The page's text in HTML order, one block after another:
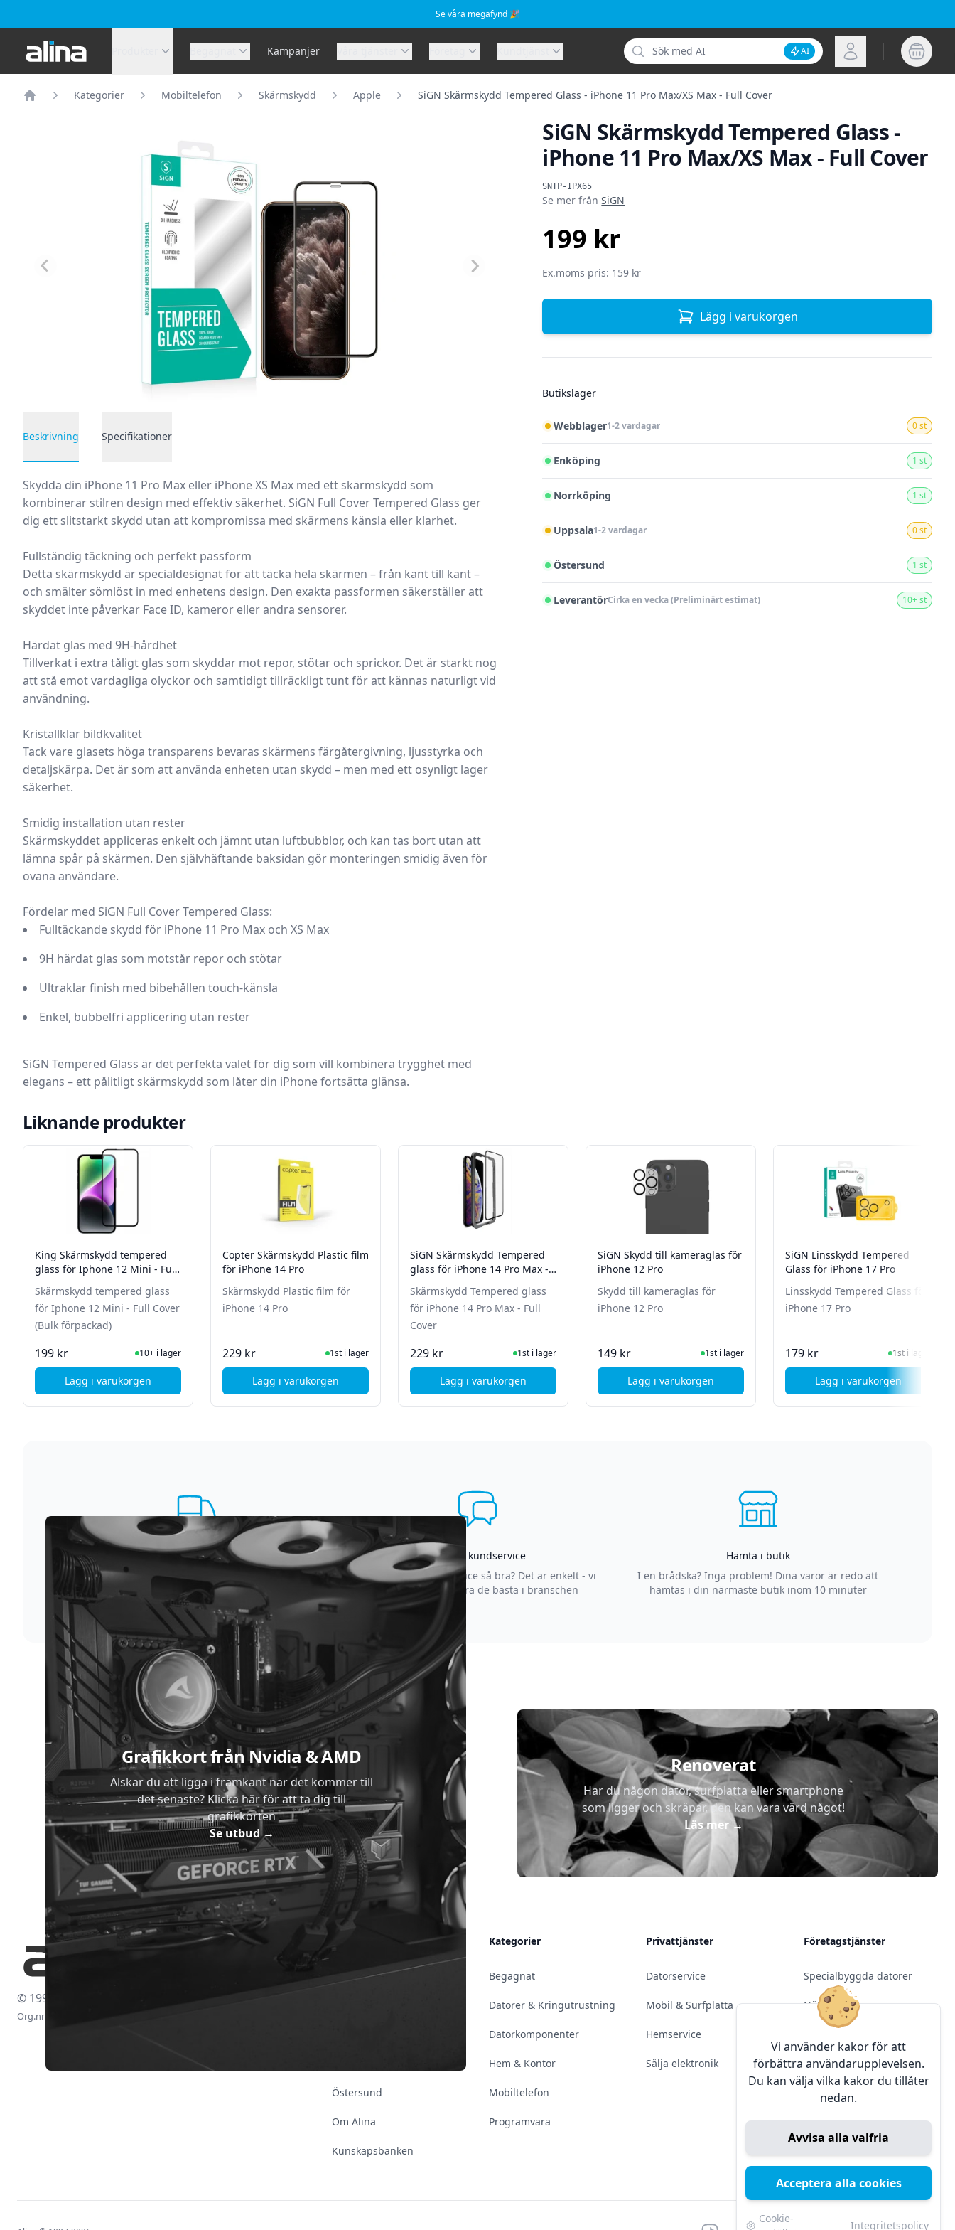
Se våra megafynd 🎉
Alina.se Kampanjer
Sök
Inaktivera AI-sökning
AI Logga in
Kategorier Mobiltelefon Skärmskydd Apple SiGN Skärmskydd Tempered Glass - iPhone 11 Pro Max/XS Max - Full Cover
SiGN Skärmskydd Tempered Glass -
iPhone 11 Pro Max/XS Max - Full Cover
SNTP-IPX65
Produktinformation
Se mer frånSiGN
199 kr
Ex.moms pris: 159 kr
Lägg i varukorgen
Butikslager
Webblager1-2 vardagar 0 st
Enköping 1 st
Norrköping 1 st
Uppsala1-2 vardagar 0 st
Östersund 1 st
LeverantörCirka en vecka (Preliminärt estimat) 10+ st
Beskrivning Specifikationer
Skydda din iPhone 11 Pro Max eller iPhone XS Max med ett skärmskydd som
kombinerar stilren design med effektiv säkerhet. SiGN Full Cover Tempered Glass ger
dig ett slitstarkt skydd utan att kompromissa med skärmens känsla eller klarhet.
Fullständig täckning och perfekt passform
Detta skärmskydd är specialdesignat för att täcka hela skärmen – från kant till kant –
och smälter sömlöst in med enhetens design. Den exakta passformen säkerställer att
skyddet inte påverkar Face ID, kameror eller andra sensorer.
Härdat glas med 9H-hårdhet
Tillverkat i extra tåligt glas som skyddar mot repor, stötar och sprickor. Det är starkt nog
att stå emot vardagliga olyckor och samtidigt tillräckligt tunt för att kännas naturligt vid
användning.
Kristallklar bildkvalitet
Tack vare glasets höga transparens bevaras skärmens färgåtergivning, ljusstyrka och
detaljskärpa. Det är som att använda enheten utan skydd – men med ett osynligt lager
säkerhet.
Smidig installation utan rester
Skärmskyddet appliceras enkelt och jämnt utan luftbubblor, och kan tas bort utan att
lämna spår på skärmen. Den självhäftande baksidan gör monteringen smidig även för
ovana användare.
Fördelar med SiGN Full Cover Tempered Glass:
Fulltäckande skydd för iPhone 11 Pro Max och XS Max
9H härdat glas som motstår repor och stötar
Ultraklar finish med bibehållen touch-känsla
Enkel, bubbelfri applicering utan rester
SiGN Tempered Glass är det perfekta valet för dig som vill kombinera trygghet med
elegans – ett pålitligt skärmskydd som låter din iPhone fortsätta glänsa.
Liknande produkter
King Skärmskydd tempered
glass för Iphone 12 Mini - Full
Skärmskydd tempered glass
för Iphone 12 Mini - Full Cover
(Bulk förpackad)
199 kr I Lager10+ i lager
Lägg i varukorgen, King Skärmskydd tempered glass för Iphone 12 Mini - Full Cover (Bulk förpackad)
Copter Skärmskydd Plastic film
för iPhone 14 Pro
Skärmskydd Plastic film för
iPhone 14 Pro
229 kr I Lager1st i lager
Lägg i varukorgen , Copter Skärmskydd Plastic film för iPhone 14 Pro
SiGN Skärmskydd Tempered
glass för iPhone 14 Pro Max -
Skärmskydd Tempered glass
för iPhone 14 Pro Max - Full
Cover
229 kr I Lager1st i lager
Lägg i varukorgen, SiGN Skärmskydd Tempered glass för iPhone 14 Pro Max - Full Cover
SiGN Skydd till kameraglas för
iPhone 12 Pro
Skydd till kameraglas för
iPhone 12 Pro
149 kr I Lager1st i lager
Lägg i varukorgen, SiGN Skydd till kameraglas för iPhone 12 Pro
SiGN Linsskydd Tempered
Glass för iPhone 17 Pro
Linsskydd Tempered Glass för
iPhone 17 Pro
179 kr I Lager1st i lager
Lägg i varukorgen
, SiGN Linsskydd
Supersnabb leverans
Vi förstår att du inte vill vänta. Därför packar och
skickar vi dina varor med blixtens hastighet
Asgrym kundservice
Varför är vår kundservice så bra? Det är enkelt - vi
strävar efter att vara de bästa i branschen
Hämta i butik
I en brådska? Inga problem! Dina varor är redo att
hämtas i din närmaste butik inom 10 minuter
Vi använder kakor för att
förbättra användarupplevelsen.
Du kan välja vilka kakor du tillåter
nedan.
Avvisa alla valfria
Acceptera alla cookies
Cookie-
Integritetspolicy
Grafikkort från Nvidia & AMD
Älskar du att ligga i framkant när det kommer till
det senaste? Klicka här för att ta dig till
grafikkorten
Se utbud→
Renoverat
Har du någon dator, surfplatta eller smartphone
som ligger och skräpar, den kan vara värd något!
Läs mer→
© 1997-2026
Org.nr: 556438-4260
Kontakt & Öppettider
Östersund
Om Alina
Kunskapsbanken
Kategorier
Begagnat
Datorer & Kringutrustning
Datorkomponenter
Hem & Kontor
Mobiltelefon
Programvara
Privattjänster
Datorservice
Mobil & Surfplatta
Hemservice
Sälja elektronik
Företagstjänster
Specialbyggda datorer
Nätverk
Programvara
Server & Backup
Konferens & Public Display
Sälja elektronik